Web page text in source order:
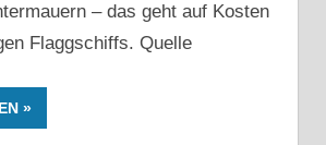
– das geht auf Kosten
Flaggschiffs. Quelle